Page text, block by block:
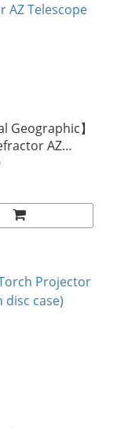
Geographic】
AZ